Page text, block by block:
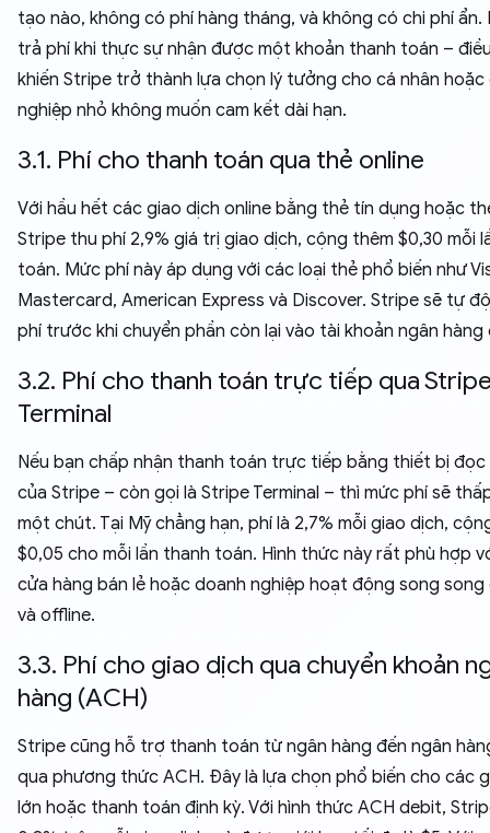
tạo nào, không có phí hàng tháng, và không có chi phí ẩn.
trả phí khi thực sự nhận được một khoản thanh toán –
khiến Stripe trở thành lựa chọn lý tưởng cho cá nhân hoặc
nghiệp nhỏ không muốn cam kết dài hạn.
3.1. Phí cho thanh toán qua thẻ online
Với hầu hết các giao dịch online bằng thẻ tín dụng hoặc
Stripe thu phí 2,9% giá trị giao dịch, cộng thêm $0,30 mỗi
toán. Mức phí này áp dụng với các loại thẻ phổ biến như
Mastercard, American Express và Discover. Stripe sẽ tự
phí trước khi chuyển phần còn lại vào tài khoản ngân hàng
3.2. Phí cho thanh toán trực tiếp qua
Terminal
Nếu bạn chấp nhận thanh toán trực tiếp bằng thiết bị
của Stripe – còn gọi là Stripe Terminal – thì mức phí sẽ
một chút. Tại Mỹ chẳng hạn, phí là 2,7% mỗi giao dịch,
$0,05 cho mỗi lần thanh toán. Hình thức này rất phù hợp
cửa hàng bán lẻ hoặc doanh nghiệp hoạt động song song
và offline.
3.3. Phí cho giao dịch qua chuyển khoản
hàng (ACH)
Stripe cũng hỗ trợ thanh toán từ ngân hàng đến ngân
qua phương thức ACH. Đây là lựa chọn phổ biến cho các
lớn hoặc thanh toán định kỳ. Với hình thức ACH debit,